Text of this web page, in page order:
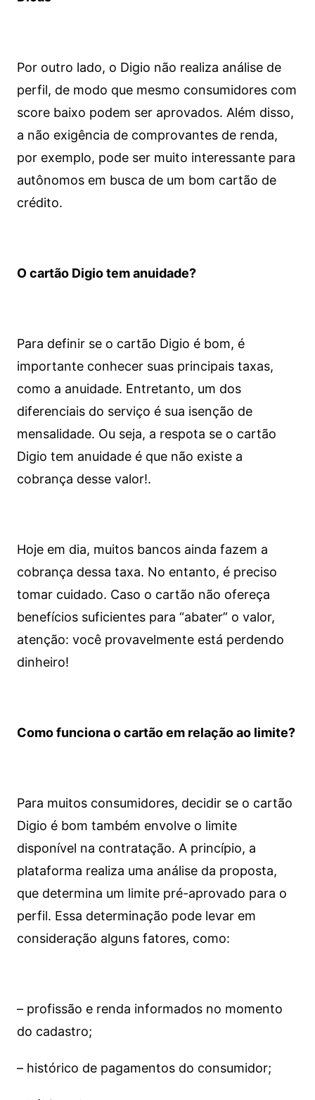
Por outro lado, o Digio não realiza análise de
perfil, de modo que mesmo consumidores com
score baixo podem ser aprovados. Além disso,
a não exigência de comprovantes de renda,
por exemplo, pode ser muito interessante para
autônomos em busca de um bom cartão de
crédito.
O cartão Digio tem anuidade?
Para definir se o cartão Digio é bom, é
importante conhecer suas principais taxas,
como a anuidade. Entretanto, um dos
diferenciais do serviço é sua isenção de
mensalidade. Ou seja, a respota se o cartão
Digio tem anuidade é que não existe a
cobrança desse valor!.
Hoje em dia, muitos bancos ainda fazem a
cobrança dessa taxa. No entanto, é preciso
tomar cuidado. Caso o cartão não ofereça
benefícios suficientes para “abater” o valor,
atenção: você provavelmente está perdendo
dinheiro!
Como funciona o cartão em relação ao limite?
Para muitos consumidores, decidir se o cartão
Digio é bom também envolve o limite
disponível na contratação. A princípio, a
plataforma realiza uma análise da proposta,
que determina um limite pré-aprovado para o
perfil. Essa determinação pode levar em
consideração alguns fatores, como:
– profissão e renda informados no momento
do cadastro;
– histórico de pagamentos do consumidor;